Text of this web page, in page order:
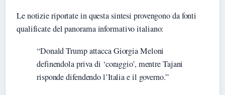
Le notizie riportate in questa sintesi provengono da fonti
qualificate del panorama informativo italiano:
“Donald Trump attacca Giorgia Meloni
definendola priva di ‘coraggio’, mentre Tajani
risponde difendendo l’Italia e il governo.”